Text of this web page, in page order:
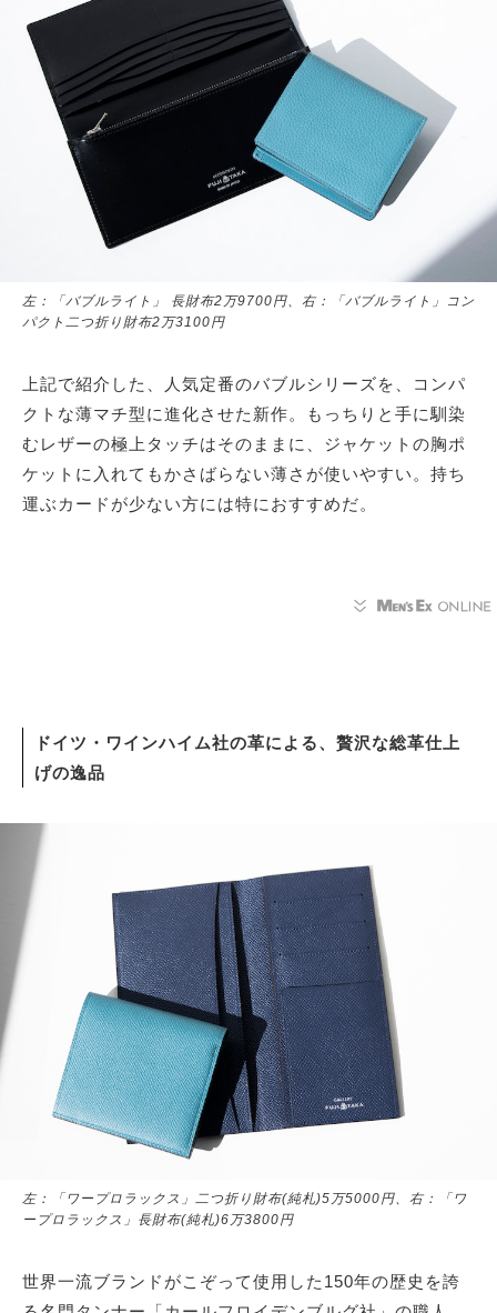
左：「バブルライト」 長財布2万9700円、右：「バブルライト」コン
パクト二つ折り財布2万3100円
上記で紹介した、人気定番のバブルシリーズを、コンパ
クトな薄マチ型に進化させた新作。もっちりと手に馴染
むレザーの極上タッチはそのままに、ジャケットの胸ポ
ケットに入れてもかさばらない薄さが使いやすい。持ち
運ぶカードが少ない方には特におすすめだ。
ドイツ・ワインハイム社の革による、贅沢な総革仕上
げの逸品
左：「ワープロラックス」二つ折り財布(純札)5万5000円、右：「ワ
ープロラックス」長財布(純札)6万3800円
世界一流ブランドがこぞって使用した150年の歴史を誇